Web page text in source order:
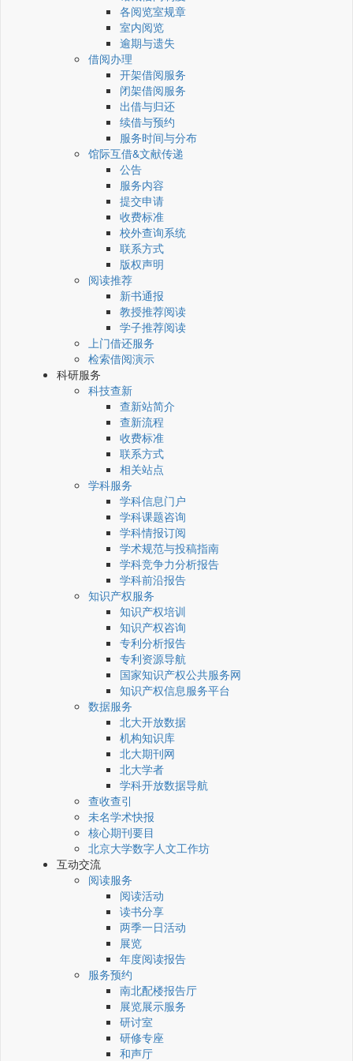
各阅览室规章
室内阅览
逾期与遗失
借阅办理
开架借阅服务
闭架借阅服务
出借与归还
续借与预约
服务时间与分布
馆际互借&文献传递
公告
服务内容
提交申请
收费标准
校外查询系统
联系方式
版权声明
阅读推荐
新书通报
教授推荐阅读
学子推荐阅读
上门借还服务
检索借阅演示
科研服务
科技查新
查新站简介
查新流程
收费标准
联系方式
相关站点
学科服务
学科信息门户
学科课题咨询
学科情报订阅
学术规范与投稿指南
学科竞争力分析报告
学科前沿报告
知识产权服务
知识产权培训
知识产权咨询
专利分析报告
专利资源导航
国家知识产权公共服务网
知识产权信息服务平台
数据服务
北大开放数据
机构知识库
北大期刊网
北大学者
学科开放数据导航
查收查引
未名学术快报
核心期刊要目
北京大学数字人文工作坊
互动交流
阅读服务
阅读活动
读书分享
两季一日活动
展览
年度阅读报告
服务预约
南北配楼报告厅
展览展示服务
研讨室
研修专座
和声厅